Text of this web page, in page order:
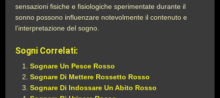
sensazioni fisiche e fisiologiche sperimentate durante il
sonno possono influenzare notevolmente il contenuto e
l’interpretazione del sogno.
Sogni Correlati:
Sognare Un Pesce Rosso
Sognare Di Mettere Rossetto Rosso
Sognare Di Indossare Un Abito Rosso